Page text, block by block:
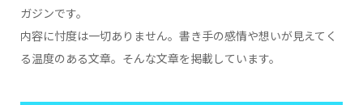
ガジンです。
内容に忖度は一切ありません。書き手の感情や想いが見えてく
る温度のある文章。そんな文章を掲載しています。